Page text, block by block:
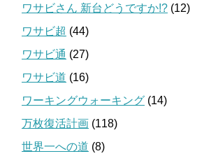
ワサビさん 新台どうですか!? (12)
ワサビ超 (44)
ワサビ通 (27)
ワサビ道 (16)
ワーキングウォーキング (14)
万枚復活計画 (118)
世界一への道 (8)